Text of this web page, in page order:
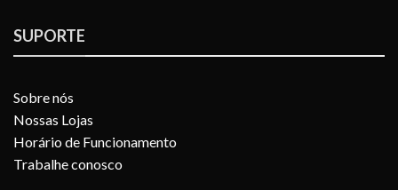
SUPORTE
Sobre nós
Nossas Lojas
Horário de Funcionamento
Trabalhe conosco